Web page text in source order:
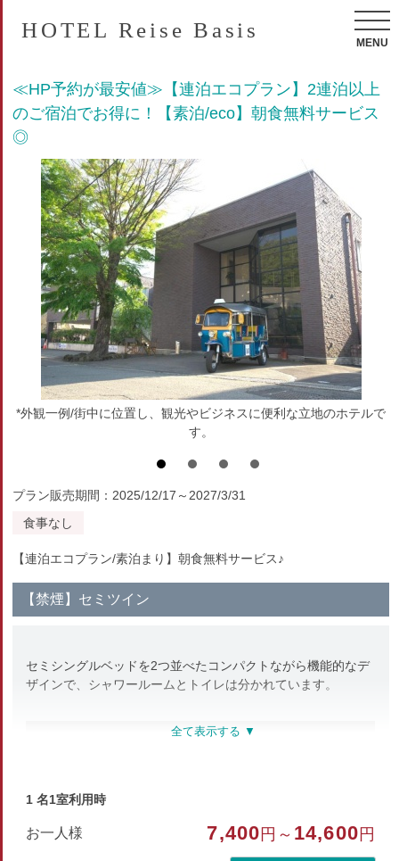
HOTEL Reise Basis
MENU
≪HP予約が最安値≫【連泊エコプラン】2連泊以上
のご宿泊でお得に！【素泊/eco】朝食無料サービス
◎
*外観一例/街中に位置し、観光やビジネスに便利な立地のホテルで
す。
プラン販売期間：2025/12/17～2027/3/31
食事なし
【連泊エコプラン/素泊まり】朝食無料サービス♪
【禁煙】セミツイン
セミシングルベッドを2つ並べたコンパクトながら機能的なデ
ザインで、シャワールームとトイレは分かれています。
部屋特徴
バス/トイレ/禁煙/インターネットができる部屋/バリア
1 名1室利用時
お一人様 7,400 円～ 14,600 円